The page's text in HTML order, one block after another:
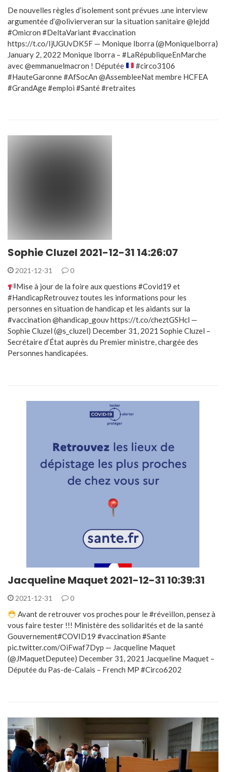
De nouvelles règles d’isolement sont prévues .une interview
argumentée d’@olivierveran sur la situation sanitaire @lejdd
#Omicron #DeltaVariant #vaccination
https://t.co/IjUGUvDK5F — Monique Iborra (@MoniqueIborra)
January 2, 2022 Monique Iborra – #LaRépubliqueEnMarche
avec @emmanuelmacron ! Députée
#circo3106
#HauteGaronne #AfSocAn @AssembleeNat membre HCFEA
#GrandAge #emploi #Santé #retraites
Sophie Cluzel 2021-12-31 14:26:07
2021-12-31 0
Mise à jour de la foire aux questions #Covid19 et
#HandicapRetrouvez toutes les informations pour les
personnes en situation de handicap et les aidants sur la
#vaccination @handicap_gouv https://t.co/cheztGSHcl —
Sophie Cluzel (@s_cluzel) December 31, 2021 Sophie Cluzel –
Secrétaire d’État auprès du Premier ministre, chargée des
Personnes handicapées.
Jacqueline Maquet 2021-12-31 10:39:31
2021-12-31 0
Avant de retrouver vos proches pour le #réveillon, pensez à
vous faire tester !!! Ministère des solidarités et de la santé
Gouvernement#COVID19 #vaccination #Sante
pic.twitter.com/OiFwaf7Dyp — Jacqueline Maquet
(@JMaquetDeputee) December 31, 2021 Jacqueline Maquet –
Députée du Pas-de-Calais – French MP #Circo6202